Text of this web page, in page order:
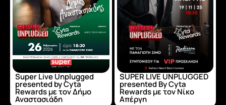
Super Live Unplugged
presented by Cyta
Rewards με τον Δήμο
Αναστασιάδη
SUPER LIVE UNPLUGGED
presented By Cyta
Rewards με τον Νίκο
Απέργη